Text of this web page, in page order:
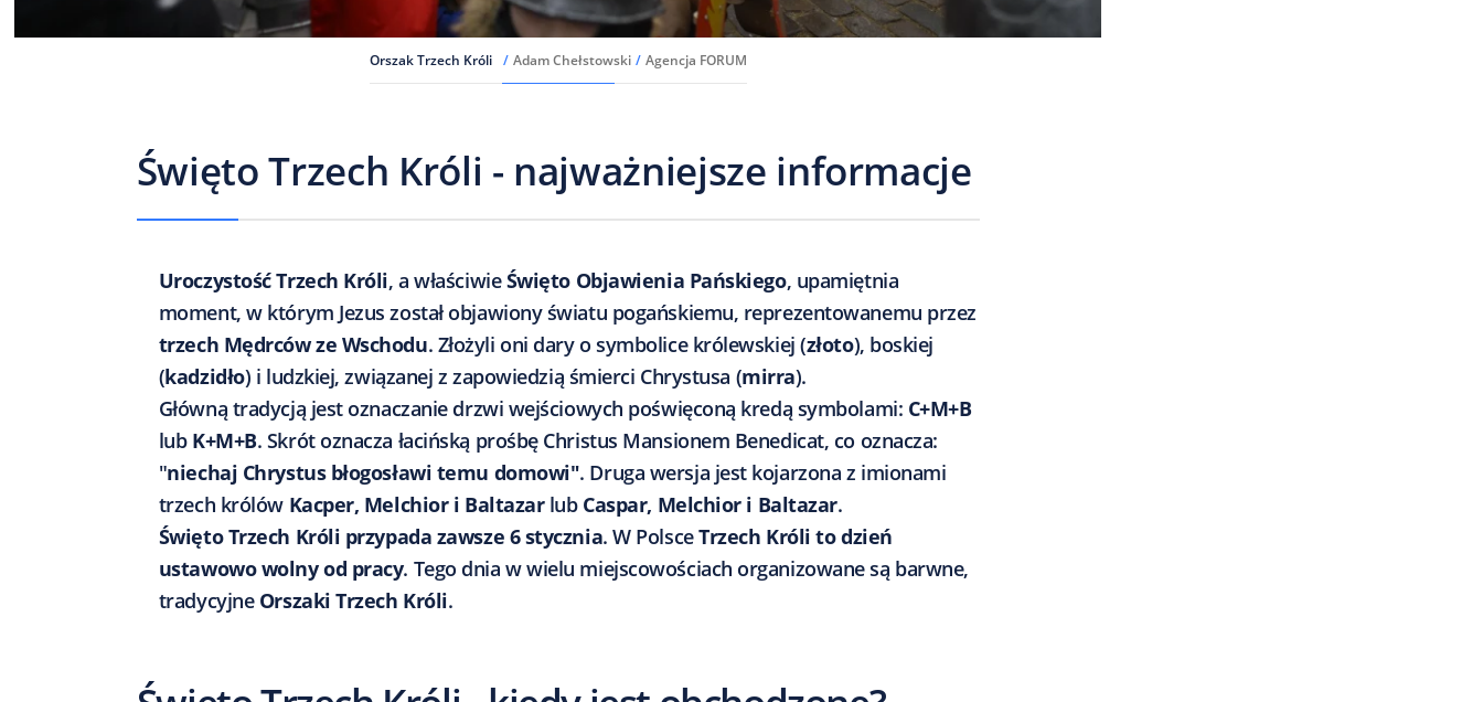
Orszak Trzech Króli / Adam Chełstowski / Agencja FORUM
Święto Trzech Króli - najważniejsze informacje
Uroczystość Trzech Króli, a właściwieŚwięto Objawienia Pańskiego, upamiętnia
moment, w którym Jezus został objawiony światu pogańskiemu, reprezentowanemu przez
trzech Mędrców ze Wschodu. Złożyli oni dary o symbolice królewskiej (złoto), boskiej
(kadzidło) i ludzkiej, związanej z zapowiedzią śmierci Chrystusa (mirra).
Główną tradycją jest oznaczanie drzwi wejściowych poświęconą kredą symbolami: C+M+B
lub K+M+B. Skrót oznacza łacińską prośbę Christus Mansionem Benedicat, co oznacza:
"niechaj Chrystus błogosławi temu domowi". Druga wersja jest kojarzona z imionami
trzech królów Kacper, Melchior i Baltazarlub Caspar, Melchior i Baltazar.
Święto Trzech Króli przypada zawsze 6 stycznia. W PolsceTrzech Króli to dzień
ustawowo wolny od pracy. Tego dnia w wielu miejscowościach organizowane są barwne,
tradycyjne Orszaki Trzech Króli.